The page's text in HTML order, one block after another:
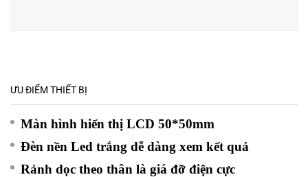
ƯU ĐIỂM THIẾT BỊ
Màn hình hiển thị LCD 50*50mm
Đèn nền Led trắng dễ dàng xem kết quả
Rảnh dọc theo thân là giá đỡ điện cực